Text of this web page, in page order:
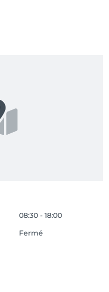
08:30 - 18:00
Fermé